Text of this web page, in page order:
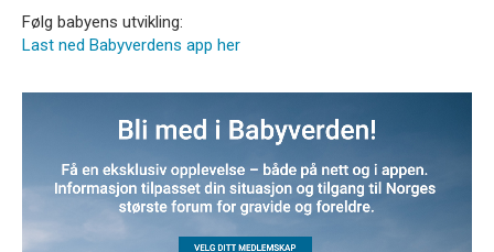
Følg babyens utvikling:
Last ned Babyverdens app her